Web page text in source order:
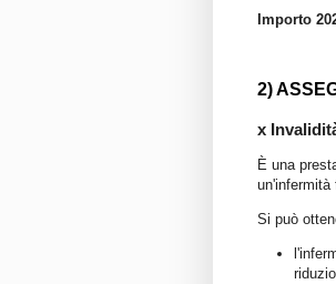
Importo
2)
x
È una
un'infermità
Si può